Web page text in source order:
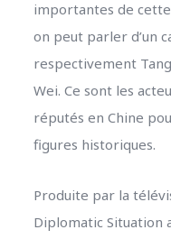
importantes de
on peut parler d’un
respectivement
Wei. Ce sont les
réputés en Chine
figures historiques.
Produite par la
Diplomatic Situation